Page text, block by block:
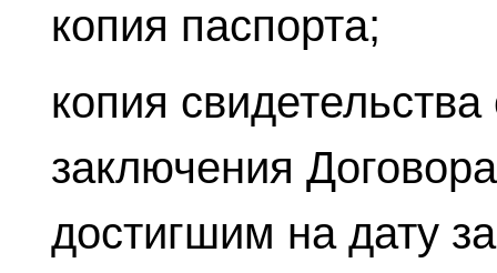
копия паспорта;
копия
заключения
достигшим на дату